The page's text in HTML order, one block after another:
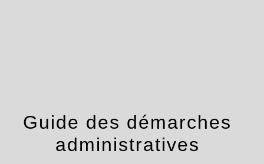
Guide des démarches
administratives